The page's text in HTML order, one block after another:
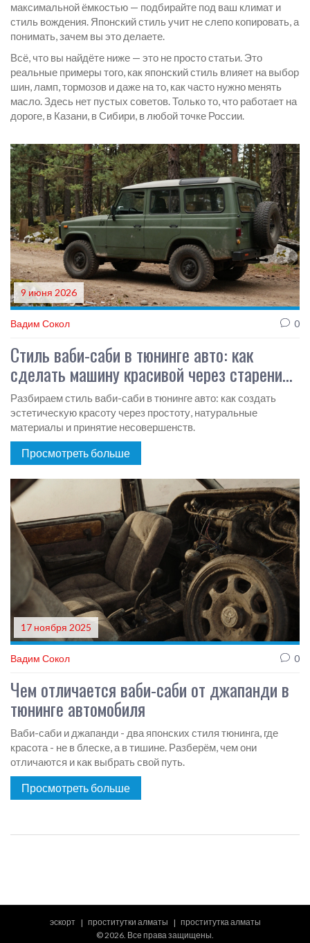
максимальной ёмкостью — подбирайте под ваш климат и
стиль вождения. Японский стиль учит не слепо копировать, а
понимать, зачем вы это делаете.
Всё, что вы найдёте ниже — это не просто статьи. Это
реальные примеры того, как японский стиль влияет на выбор
шин, ламп, тормозов и даже на то, как часто нужно менять
масло. Здесь нет пустых советов. Только то, что работает на
дороге, в Казани, в Сибири, в любой точке России.
9 июня 2026
Вадим Сокол 0
Стиль ваби-саби в тюнинге авто: как
сделать машину красивой через старение
и простоту
Разбираем стиль ваби-саби в тюнинге авто: как создать
эстетическую красоту через простоту, натуральные
материалы и принятие несовершенств.
Просмотреть больше
17 ноября 2025
Вадим Сокол 0
Чем отличается ваби-саби от джапанди в
тюнинге автомобиля
Ваби-саби и джапанди - два японских стиля тюнинга, где
красота - не в блеске, а в тишине. Разберём, чем они
отличаются и как выбрать свой путь.
Просмотреть больше
эскорт проститутки алматы
проститутка алматы
© 2026. Все права защищены.